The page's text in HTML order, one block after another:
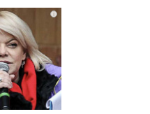
i